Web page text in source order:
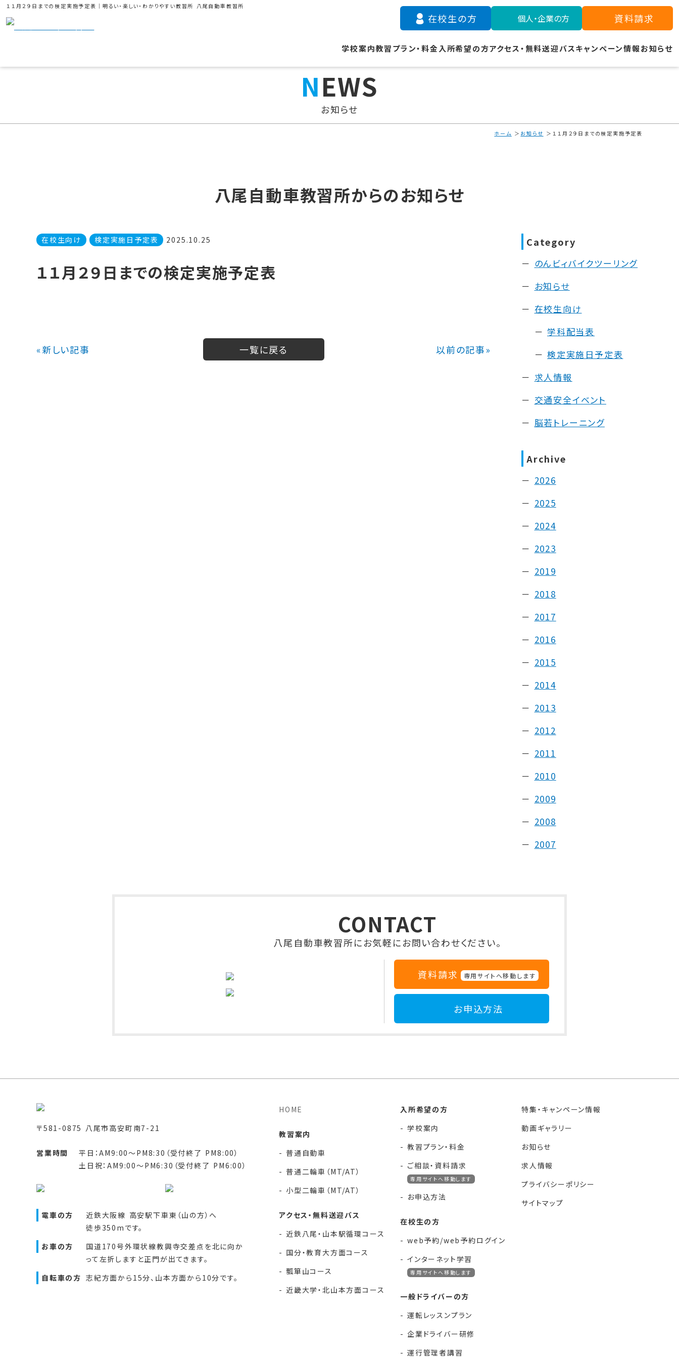
１１月２９日までの検定実施予定表｜明るい・楽しい・わかりやすい教習所 八尾自動車教習所
学校案内教習プラン・料金 入所希望の方アクセス・無料送迎バスキャンペーン情報お知らせ
在校生の方 個人・企業の方 資料請求
NEWS
お知らせ
ホーム お知らせ １１月２９日までの検定実施予定表
八尾自動車教習所からのお知らせ
在校生向け 検定実施日予定表 2025.10.25
１１月２９日までの検定実施予定表
«新しい記事 一覧に戻る 以前の記事»
Category
のんビィバイクツーリング
お知らせ
在校生向け
学科配当表
検定実施日予定表
求人情報
交通安全イベント
脳若トレーニング
Archive
2026
2025
2024
2023
2019
2018
2017
2016
2015
2014
2013
2012
2011
2010
2009
2008
2007
CONTACT
八尾自動車教習所にお気軽にお問い合わせください。
資料請求 専用サイトへ移動します
お申込方法
〒581-0875 八尾市高安町南7-21
営業時間
平日：AM9:00～PM8:30（受付終了 PM8:00）
土日祝：AM9:00～PM6:30（受付終了 PM6:00）
電車の方
近鉄大阪線 高安駅下車東（山の方）へ
徒歩350mです。
お車の方
国道170号外環状線教興寺交差点を北に向か
って左折しますと正門が出てきます。
自転車の方 志紀方面から15分、山本方面から10分です。
HOME
教習案内
普通自動車
普通二輪車（MT/AT）
小型二輪車（MT/AT）
アクセス・無料送迎バス
近鉄八尾・山本駅循環コース
国分・教育大方面コース
瓢箪山コース
近畿大学・北山本方面コース
入所希望の方
学校案内
教習プラン・料金
ご相談・資料請求
専用サイトへ移動します
お申込方法
在校生の方
web予約/web予約ログイン
インターネット学習
専用サイトへ移動します
一般ドライバーの方
運転レッスンプラン
企業ドライバー研修
運行管理者講習
特集・キャンペーン情報
動画ギャラリー
お知らせ
求人情報
プライバシーポリシー
サイトマップ